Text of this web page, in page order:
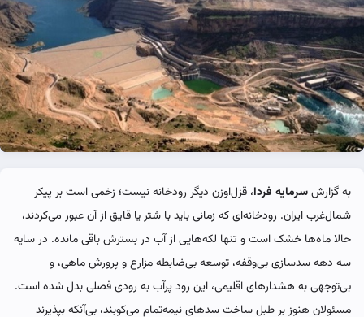
به گزارشسرمایه فردا، قزل‌اوزن دیگر رودخانه نیست؛ زخمی است بر پیکر
شمال‌غرب ایران. رودخانه‌ای که زمانی باید با شتر یا قایق از آن عبور می‌کردند،
حالا ماه‌ها خشک است و تنها لکه‌هایی از آب در بسترش باقی مانده. در سایه
سه دهه سدسازی بی‌وقفه، توسعه بی‌ضابطه مزارع و پرورش ماهی، و
بی‌توجهی به هشدارهای اقلیمی، این رود پرآب به رودی فصلی بدل شده است.
مسئولان هنوز بر طبل ساخت سدهای نیمه‌تمام می‌کوبند، بی‌آنکه بپذیرند